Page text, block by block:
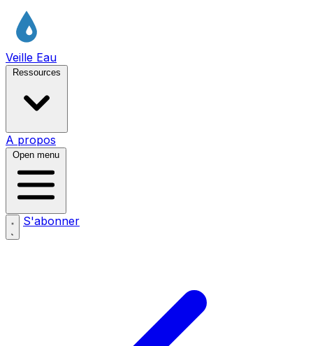
Veille Eau
Ressources
A propos
Open menu
S'abonner